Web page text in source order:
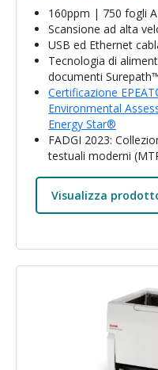
160ppm | 750 fogli
Scansione ad alta
USB ed Ethernet
Tecnologia di
documenti
Certificazione
Environmental
Energy Star®
FADGI 2023:
testuali moderni
Visualizza
Immagine